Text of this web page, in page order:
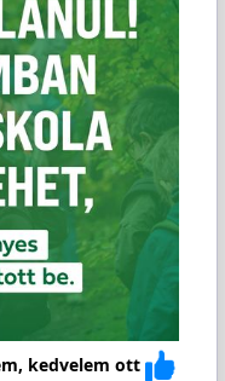
kedvelem ott